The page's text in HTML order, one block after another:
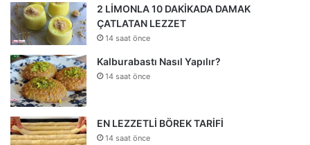
2 LİMONLA 10 DAKİKADA DAMAK
ÇATLATAN LEZZET
14 saat önce
Kalburabastı Nasıl Yapılır?
14 saat önce
EN LEZZETLİ BÖREK TARİFİ
14 saat önce